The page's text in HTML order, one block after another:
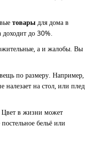
товары для дома в
доходит до 30%.
а и жалобы. Вы
по размеру. Например,
налезает на стол, или плед
Цвет в жизни может
бельё или